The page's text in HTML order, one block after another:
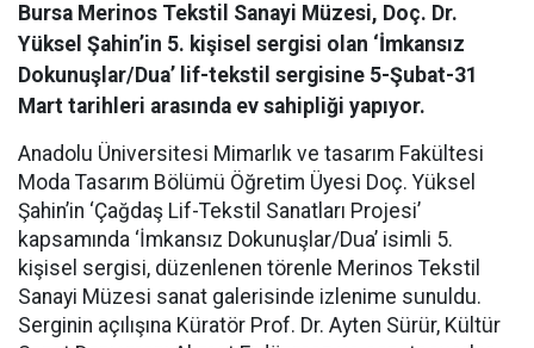
Bursa Merinos Tekstil Sanayi Müzesi, Doç. Dr.
Yüksel Şahin’in 5. kişisel sergisi olan ‘İmkansız
Dokunuşlar/Dua’ lif-tekstil sergisine 5-Şubat-31
Mart tarihleri arasında ev sahipliği yapıyor.
Anadolu Üniversitesi Mimarlık ve tasarım Fakültesi
Moda Tasarım Bölümü Öğretim Üyesi Doç. Yüksel
Şahin’in ‘Çağdaş Lif-Tekstil Sanatları Projesi’
kapsamında ‘İmkansız Dokunuşlar/Dua’ isimli 5.
kişisel sergisi, düzenlenen törenle Merinos Tekstil
Sanayi Müzesi sanat galerisinde izlenime sunuldu.
Serginin açılışına Küratör Prof. Dr. Ayten Sürür, Kültür